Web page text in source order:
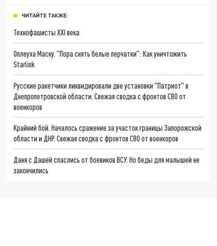
ЧИТАЙТЕ ТАКЖЕ:
Технофашисты XXI века
Оплеуха Маску. "Пора снять белые перчатки": Как уничтожить
Starlink
Русские ракетчики ликвидировали две установки "Патриот" в
Днепропетровской области. Свежая сводка с фронтов СВО от
военкоров
Крайний бой. Началось сражение за участок границы Запорожской
области и ДНР. Свежая сводка с фронтов СВО от военкоров
Даня с Дашей спаслись от боевиков ВСУ. Но беды для малышей не
закончились